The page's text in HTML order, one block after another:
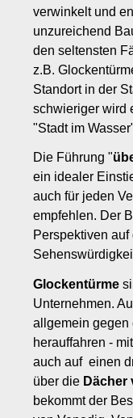
verwinkelt und
unzureichend
den seltensten
z.B.
Standort in der
schwieriger wird
"Stadt im
Die Führung "
ein idealer
auch für jeden
empfehlen. Der
Perspektiven
Glockentürme
Unternehmen.
allgemein gegen
herauffahren -
auch auf einen
über die Dächer
bekommt der